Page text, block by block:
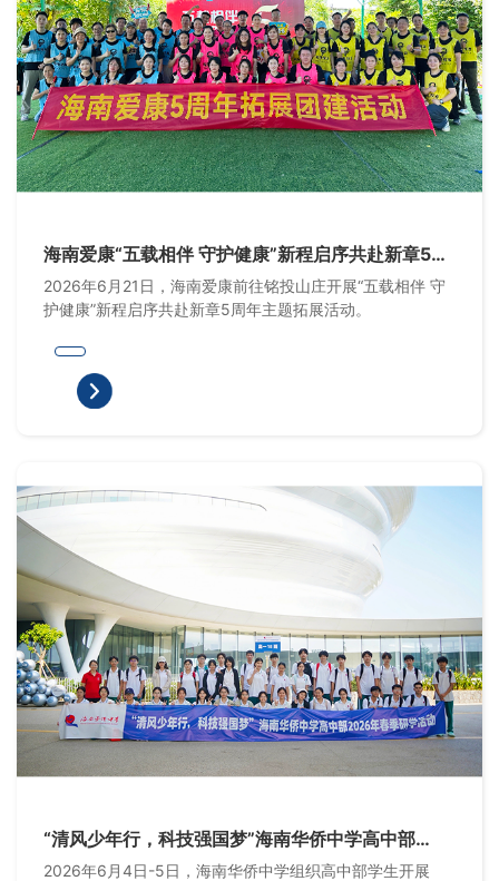
海南爱康“五载相伴 守护健康”新程启序共赴新章5周
年拓展活动
2026年6月21日，海南爱康前往铭投山庄开展“五载相伴 守
护健康”新程启序共赴新章5周年主题拓展活动。
“清风少年行，科技强国梦”海南华侨中学高中部
2026年春季学期研学活动
2026年6月4日-5日，海南华侨中学组织高中部学生开展